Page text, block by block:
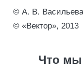
© А. В.
© «Вектор», 2013
Что мы